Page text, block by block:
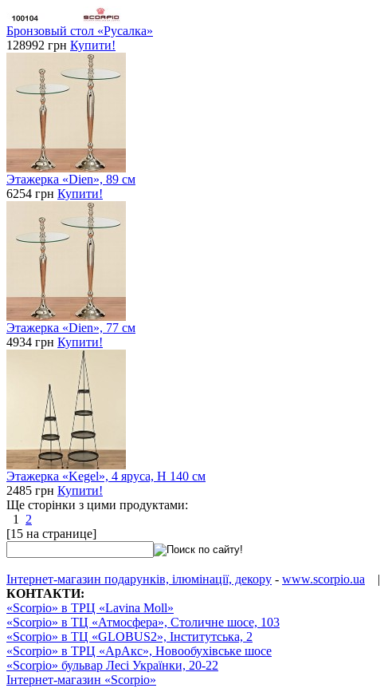
Бронзовый стол «Русалка»
128992 грн Купити!
Этажерка «Dien», 89 см
6254 грн Купити!
Этажерка «Dien», 77 см
4934 грн Купити!
Этажерка «Kegel», 4 яруса, H 140 см
2485 грн Купити!
Ще сторінки з цими продуктами:
1
2
[15 на странице]
Інтернет-магазин подарунків, ілюмінації, декору - www.scorpio.ua |
КОНТАКТИ:
«Scorpio» в ТРЦ «Lavina Moll»
«Scorpio» в ТЦ «Атмосфера», Столичне шосе, 103
«Scorpio» в ТЦ «GLOBUS2», Інститутська, 2
«Scorpio» в ТРЦ «АрАкс», Новообухівське шосе
«Scorpio» бульвар Лесі Українки, 20-22
Інтернет-магазин «Scorpio»